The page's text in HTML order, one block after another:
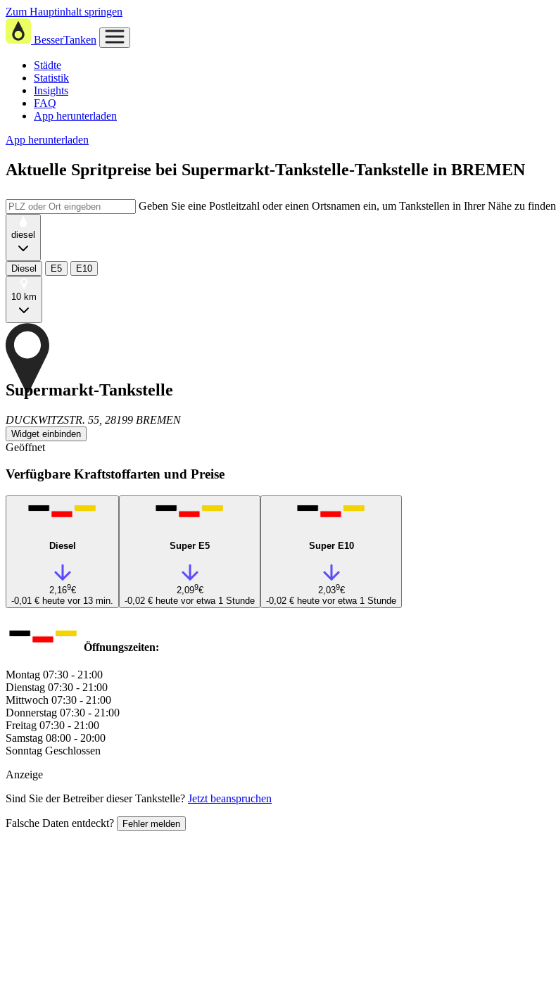
Zum Hauptinhalt springen
BesserTanken
Städte
Statistik
Insights
FAQ
App herunterladen
App herunterladen
Aktuelle Spritpreise bei Supermarkt-Tankstelle-Tankstelle in BREMEN
Geben Sie eine Postleitzahl oder einen Ortsnamen ein, um Tankstellen in Ihrer Nähe zu finden
diesel
Diesel E5 E10
10 km
Supermarkt-Tankstelle
DUCKWITZSTR. 55, 28199 BREMEN
Widget einbinden
Geöffnet
Verfügbare Kraftstoffarten und Preise
Diesel
2,169€
-0,01 € heute vor 13 min.
Super E5
2,099€
-0,02 € heute vor etwa 1 Stunde
Super E10
2,039€
-0,02 € heute vor etwa 1 Stunde
Öffnungszeiten:
Montag 07:30 - 21:00
Dienstag 07:30 - 21:00
Mittwoch 07:30 - 21:00
Donnerstag 07:30 - 21:00
Freitag 07:30 - 21:00
Samstag 08:00 - 20:00
Sonntag Geschlossen
Anzeige
Sind Sie der Betreiber dieser Tankstelle? Jetzt beanspruchen
Falsche Daten entdeckt? Fehler melden